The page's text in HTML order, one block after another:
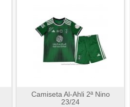
Camiseta Al-Ahli 2ª Nino
23/24